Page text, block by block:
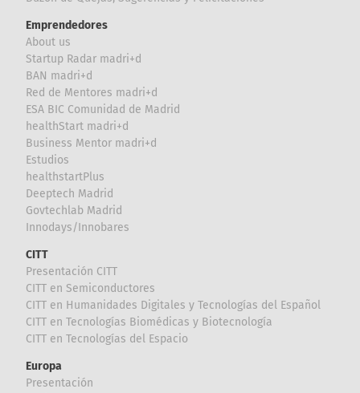
Emprendedores
About us
Startup Radar madri+d
BAN madri+d
Red de Mentores madri+d
ESA BIC Comunidad de Madrid
healthStart madri+d
Business Mentor madri+d
Estudios
healthstartPlus
Deeptech Madrid
Govtechlab Madrid
Innodays/Innobares
CITT
Presentación CITT
CITT en Semiconductores
CITT en Humanidades Digitales y Tecnologías del Español
CITT en Tecnologías Biomédicas y Biotecnología
CITT en Tecnologías del Espacio
Europa
Presentación